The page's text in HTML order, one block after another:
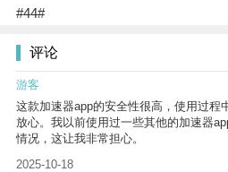
#44#
评论
游客
这款加速器app的安全性很高，使用过程
放心。我以前使用过一些其他的加速器
情况，这让我非常担心。
2025-10-18